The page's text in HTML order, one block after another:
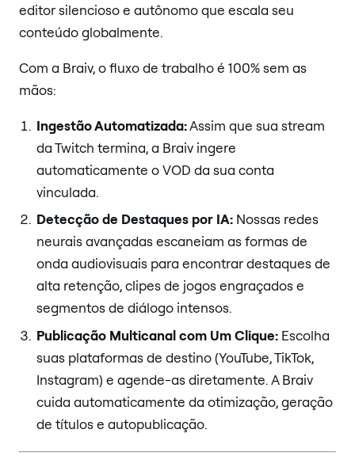
editor silencioso e autônomo que escala seu
conteúdo globalmente.
Com a Braiv, o fluxo de trabalho é 100% sem as
mãos:
Ingestão Automatizada:Assim que sua stream
da Twitch termina, a Braiv ingere
automaticamente o VOD da sua conta
vinculada.
Detecção de Destaques por IA: Nossas redes
neurais avançadas escaneiam as formas de
onda audiovisuais para encontrar destaques de
alta retenção, clipes de jogos engraçados e
segmentos de diálogo intensos.
Publicação Multicanal com Um Clique: Escolha
suas plataformas de destino (YouTube, TikTok,
Instagram) e agende-as diretamente. A Braiv
cuida automaticamente da otimização, geração
de títulos e autopublicação.